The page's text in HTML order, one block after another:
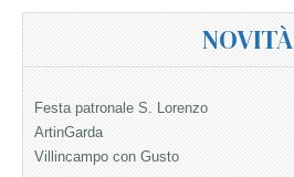
NOVITÀ
Festa patronale S. Lorenzo
ArtinGarda
Villincampo con Gusto